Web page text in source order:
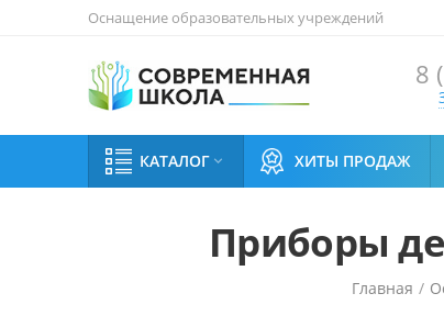
Оснащение образовательных учреждений
8
КАТАЛОГ  ХИТЫ ПРОДАЖ
Приборы
Главная /